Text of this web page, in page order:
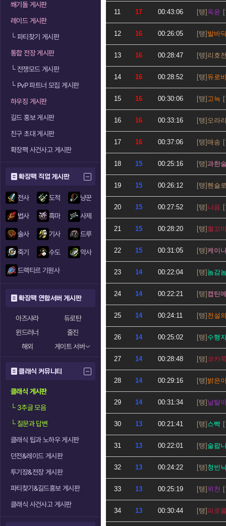
쐐기돌 게시판
레이드 게시판
└파티찾기 게시판
통합 전장 게시판
└전쟁모드 게시판
└PvP 파트너 모집 게시판
하우징 게시판
길드 홍보 게시판
친구 초대 게시판
확장팩 사건사고 게시판
확장팩 직업 게시판
전사 도적 냥꾼
법사 흑마 사제
술사 기사 드루
죽기 수도 악사
드랙티르 기원사
확장팩 연합서버 게시판
아즈샤라
듀로탄
윈드러너
줄진
해외
게이트 서버
클래식 커뮤니티
클래식 게시판
└3추글 모음
└질문과 답변
클래식 팁과 노하우 게시판
던전&레이드 게시판
투기장&전장 게시판
파티찾기&길드홍보 게시판
클래식 사건사고 게시판
11 17 00:43:06 옥윤
12 16 00:26:05 발바
13 16 00:28:47 리호
14 16 00:28:52 듀로
15 16 00:30:06 고늑
16 16 00:33:16 오라
17 16 00:37:06 매송
18 15 00:25:16 과한
19 15 00:26:12 헨슬
20 15 00:27:52 냐음
21 15 00:28:20 혈꼬
22 15 00:31:05 케이
23 14 00:22:04 놈감
24 14 00:22:21 캡틴
25 14 00:24:11 전설
26 14 00:25:02 수행
27 14 00:28:48 코카
28 14 00:29:16 밝은
29 14 00:31:34 날탈
30 13 00:21:41 스빡
31 13 00:22:01 술팝
32 13 00:24:22 청빈
33 13 00:25:19 위천
34 13 00:30:44 피로